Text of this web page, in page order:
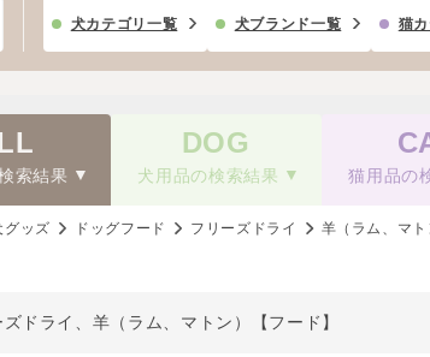
犬カテゴリ一覧 犬ブランド一覧 猫
索結果
DOG
犬用品の検索結果 猫用品の
グッズ ドッグフード フリーズドライ 羊（ラム、マト
ドライ、羊（ラム、マトン）【フード】